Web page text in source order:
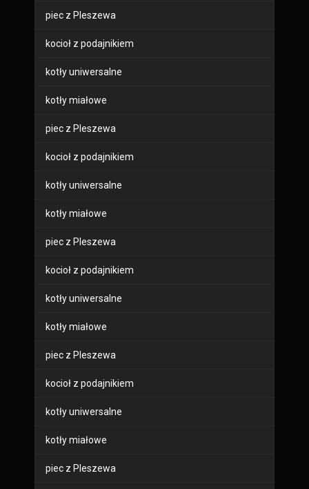
piec z Pleszewa
kocioł z podajnikiem
kotły uniwersalne
kotły miałowe
piec z Pleszewa
kocioł z podajnikiem
kotły uniwersalne
kotły miałowe
piec z Pleszewa
kocioł z podajnikiem
kotły uniwersalne
kotły miałowe
piec z Pleszewa
kocioł z podajnikiem
kotły uniwersalne
kotły miałowe
piec z Pleszewa